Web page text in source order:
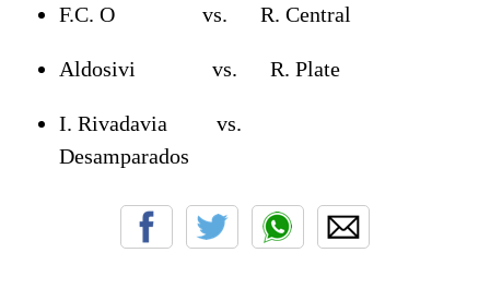
F.C. O vs. R. Central
Aldosivi vs. R. Plate
I. Rivadavia vs.
Desamparados